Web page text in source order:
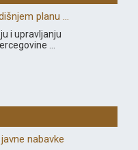
planu ...
i upravljanju
...
nabavke